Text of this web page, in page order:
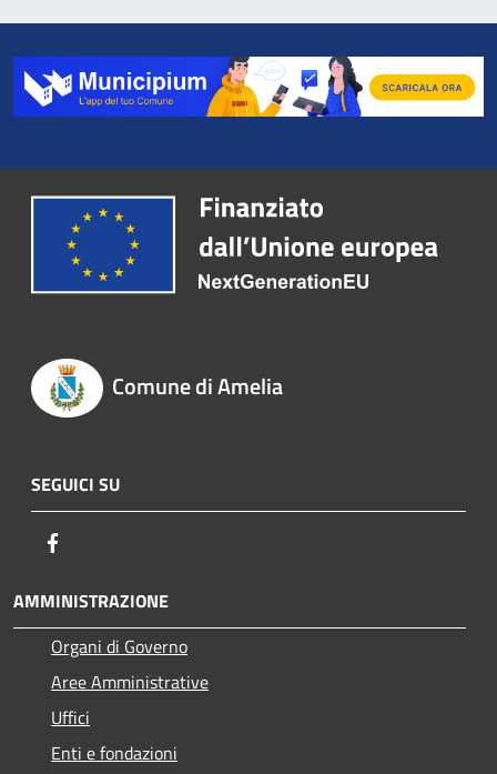
Comune di Amelia
SEGUICI SU
AMMINISTRAZIONE
Organi di Governo
Aree Amministrative
Uffici
Enti e fondazioni